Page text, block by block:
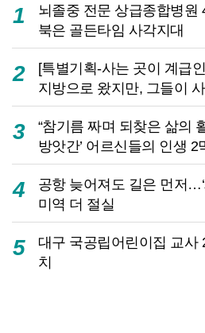
1
뇌졸중 전문 상급종합병
북은 골든타임 사각지대
2
[특별기획-사는 곳이 계급
지방으로 왔지만, 그들이
3
“참기름 짜며 되찾은 삶의
방앗간’ 어르신들의 인생 2
4
공항 늦어져도 길은 먼저
미역 더 절실
5
대구 국공립어린이집 교사
치